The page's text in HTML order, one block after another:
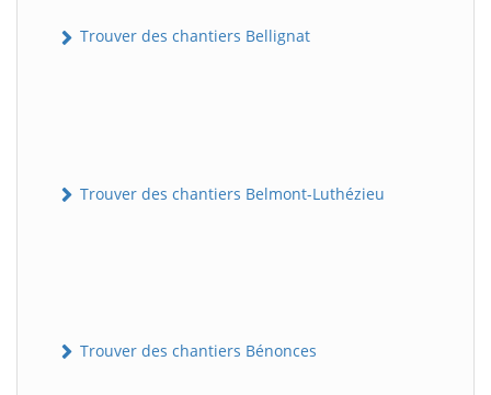
Trouver des chantiers Bellignat
Trouver des chantiers Belmont-Luthézieu
Trouver des chantiers Bénonces